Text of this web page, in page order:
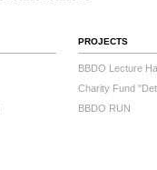
PROJECTS
BBDO Lecture
Charity Fund
BBDO RUN